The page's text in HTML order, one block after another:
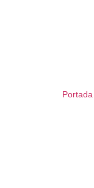
Portada